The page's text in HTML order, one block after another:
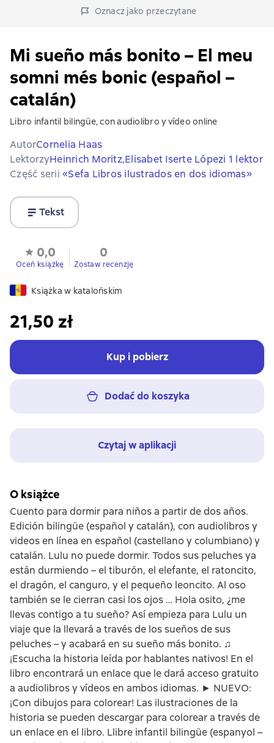
Oznacz jako przeczytane
Mi sueño más bonito – El meu
somni més bonic (español –
catalán)
Libro infantil bilingüe, con audiolibro y vídeo online
AutorCornelia Haas
LektorzyHeinrich Moritz,Elisabet Iserte Lópezi 1 lektor
Część serii «Sefa Libros ilustrados en dos idiomas»
Tekst
0,0
Oceń książkę
0
Zostaw recenzję
Książka w katalońskim
21,50 zł
Kup i pobierz
Dodać do koszyka
Czytaj w aplikacji
O książce
Cuento para dormir para niños a partir de dos años.
Edición bilingüe (español y catalán), con audiolibros y
videos en línea en español (castellano y columbiano) y
catalán. Lulu no puede dormir. Todos sus peluches ya
están durmiendo – el tiburón, el elefante, el ratoncito,
el dragón, el canguro, y el pequeño leoncito. Al oso
también se le cierran casi los ojos … Hola osito, ¿me
llevas contigo a tu sueño? Así empieza para Lulu un
viaje que la llevará a través de los sueños de sus
peluches – y acabará en su sueño más bonito. ♫
¡Escucha la historia leída por hablantes nativos! En el
libro encontrará un enlace que le dará acceso gratuito
a audiolibros y vídeos en ambos idiomas. ► NUEVO:
¡Con dibujos para colorear! Las ilustraciones de la
historia se pueden descargar para colorear a través de
un enlace en el libro. Llibre infantil bilingüe (espanyol –